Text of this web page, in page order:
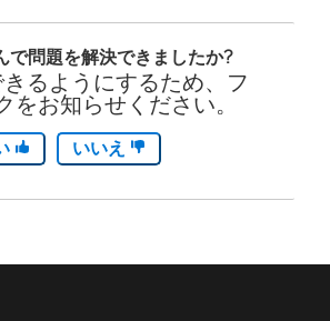
で問題を解決できましたか?
るようにするため、フ
をお知らせください。
いいえ